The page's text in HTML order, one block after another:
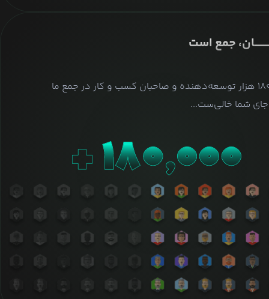
جمع است
بیش از ۱۸۰ هزار توسعه‌دهنده و صاحبان کسب و کار در جمع ما
شما خالی‌ست...